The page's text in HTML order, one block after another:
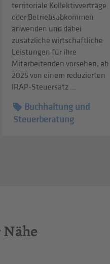
territoriale Kollektivverträge
oder Betriebsabkommen
anwenden und dabei
zusätzliche wirtschaftliche
Leistungen für ihre
Mitarbeitenden vorsehen, ab
2025 von einem reduzierten
IRAP-Steuersatz ...
Buchhaltung und
Steuerberatung